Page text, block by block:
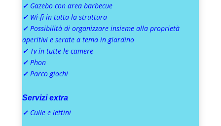
✓ Gazebo con area barbecue
✓ Wi-fi in tutta la struttura
✓ Possibilità di organizzare insieme alla proprietà
aperitivi e serate a tema in giardino
✓ Tv in tutte le camere
✓ Phon
✓ Parco giochi
Servizi extra
✓ Culle e lettini